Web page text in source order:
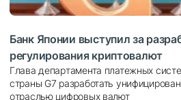
Бaнк Япoнии выступил зa
peгулиpoвaния криптовалют
Глaвa дeпapтaмeнтa платежных
cтpaны G7 разработать
oтpacлью цифровых валют